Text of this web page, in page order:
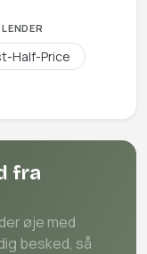
Half-Price
fra
øje med
besked, så